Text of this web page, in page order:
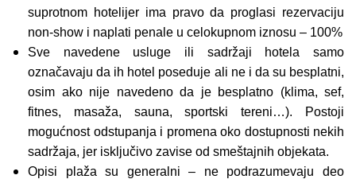
suprotnom hotelijer ima pravo da proglasi rezervaciju
non-show i naplati penale u celokupnom iznosu – 100%
Sve navedene usluge ili sadržaji hotela samo
označavaju da ih hotel poseduje ali ne i da su besplatni,
osim ako nije navedeno da je besplatno (klima, sef,
fitnes, masaža, sauna, sportski tereni…). Postoji
mogućnost odstupanja i promena oko dostupnosti nekih
sadržaja, jer isključivo zavise od smeštajnih objekata.
Opisi plaža su generalni – ne podrazumevaju deo